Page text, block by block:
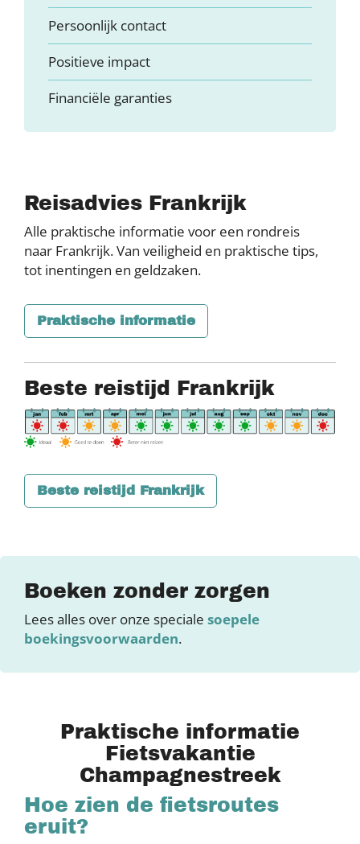
Persoonlijk contact
Positieve impact
Financiële garanties
Reisadvies Frankrijk
Alle praktische informatie voor een rondreis
naar Frankrijk. Van veiligheid en praktische tips,
tot inentingen en geldzaken.
Praktische informatie
Beste reistijd Frankrijk
Beste reistijd Frankrijk
Boeken zonder zorgen
Lees alles over onze speciale soepele
boekingsvoorwaarden.
Praktische informatie
Fietsvakantie
Champagnestreek
Hoe zien de fietsroutes
eruit?